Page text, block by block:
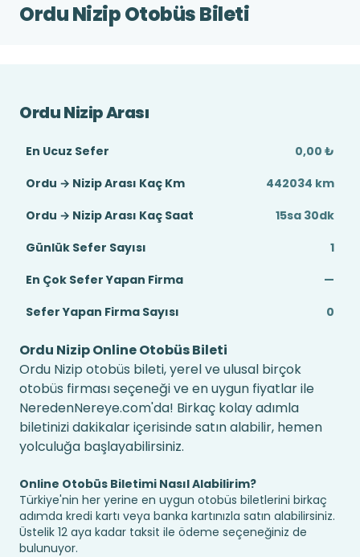
Ordu Nizip Otobüs Bileti
Ordu Nizip Arası
En Ucuz Sefer
0,00 ₺
Ordu → Nizip Arası Kaç Km
442034 km
Ordu → Nizip Arası Kaç Saat
15sa 30dk
Günlük Sefer Sayısı
1
En Çok Sefer Yapan Firma
—
Sefer Yapan Firma Sayısı
0
Ordu Nizip Online Otobüs Bileti
Ordu Nizip otobüs bileti, yerel ve ulusal birçok
otobüs firması seçeneği ve en uygun fiyatlar ile
NeredenNereye.com'da! Birkaç kolay adımla
biletinizi dakikalar içerisinde satın alabilir, hemen
yolculuğa başlayabilirsiniz.
Online Otobüs Biletimi Nasıl Alabilirim?
Türkiye'nin her yerine en uygun otobüs biletlerini birkaç
adımda kredi kartı veya banka kartınızla satın alabilirsiniz.
Üstelik 12 aya kadar taksit ile ödeme seçeneğiniz de
bulunuyor.